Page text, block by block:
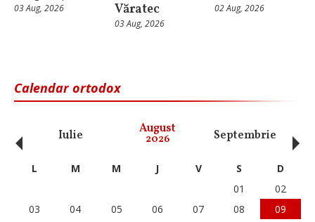
03 Aug, 2026
Văratec
03 Aug, 2026
02 Aug, 2026
Calendar ortodox
Iulie August
2026 Septembrie
‹ L M M J V S
D
01
02
03
04 05 06 07 08
09